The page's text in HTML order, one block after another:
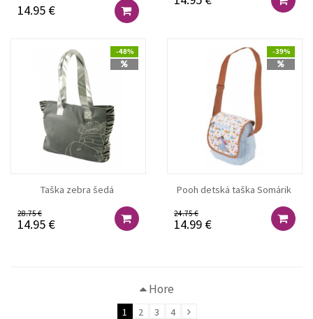
14.95 €
-48%
Taška zebra šedá
28.75 €
14.95 €
-39%
Pooh detská taška Somárik
24.75 €
14.99 €
Hore
1 2 3 4